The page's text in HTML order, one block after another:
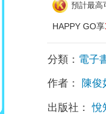
預計最高
HAPPY GO享
分類： 電子
作者： 陳俊
出版社： 悅